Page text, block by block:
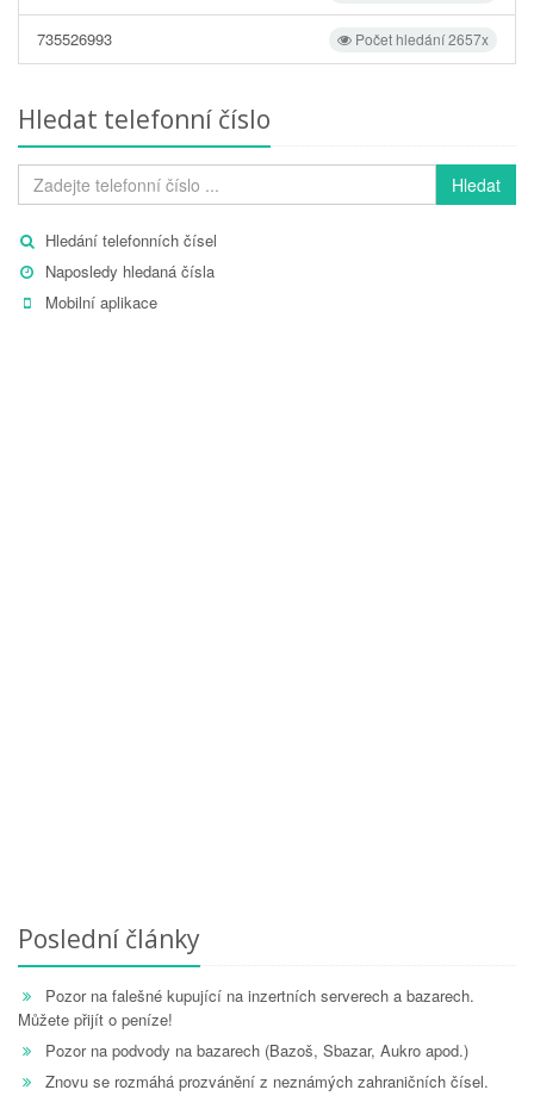
Počet hledání 2657x
735526993
Hledat telefonní číslo
Hledat
Hledání telefonních čísel
Naposledy hledaná čísla
Mobilní aplikace
Poslední články
Pozor na falešné kupující na inzertních serverech a bazarech.
Můžete přijít o peníze!
Pozor na podvody na bazarech (Bazoš, Sbazar, Aukro apod.)
Znovu se rozmáhá prozvánění z neznámých zahraničních čísel.